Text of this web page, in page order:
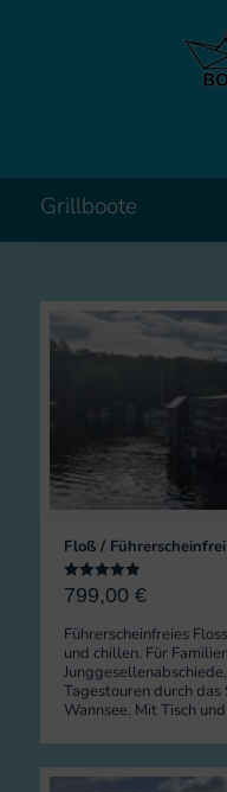
Grillboote
Floß /
Rated
5.00
799,00 €
Führerscheinfreies
und chillen. Für
Tagestouren durch
Wannsee. Mit Tisch